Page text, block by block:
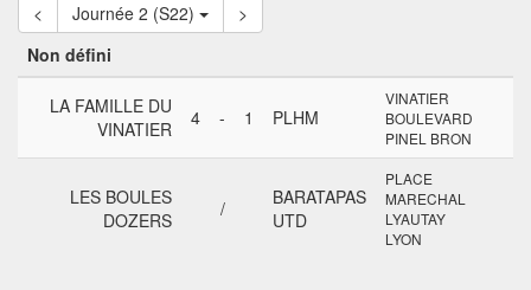
<
Journée 2 (S22)
>
Non défini
LA FAMILLE DU
VINATIER
4 - 1 PLHM
VINATIER
BOULEVARD
PINEL BRON
LES BOULES
DOZERS
/
BARATAPAS
UTD
PLACE
MARECHAL
LYAUTAY
LYON